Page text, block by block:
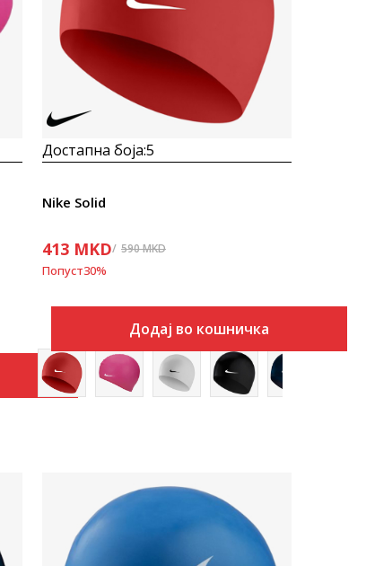
Uporedi
Достапна боја:5
Nike Solid
413 MKD 590MKD
Попуст30%
Додај во кошничка